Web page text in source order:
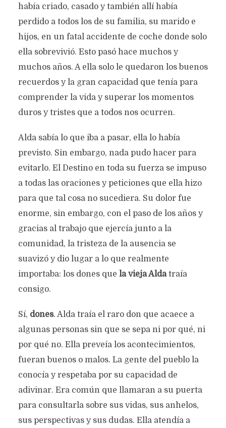
había criado, casado y también allí había
perdido a todos los de su familia, su marido e
hijos, en un fatal accidente de coche donde solo
ella sobrevivió. Esto pasó hace muchos y
muchos años. A ella solo le quedaron los buenos
recuerdos y la gran capacidad que tenía para
comprender la vida y superar los momentos
duros y tristes que a todos nos ocurren.
Alda sabía lo que iba a pasar, ella lo había
previsto. Sin embargo, nada pudo hacer para
evitarlo. El Destino en toda su fuerza se impuso
a todas las oraciones y peticiones que ella hizo
para que tal cosa no sucediera. Su dolor fue
enorme, sin embargo, con el paso de los años y
gracias al trabajo que ejercía junto a la
comunidad, la tristeza de la ausencia se
suavizó y dio lugar a lo que realmente
importaba: los dones que la vieja Aldatraía
consigo.
Sí, dones. Alda traía el raro don que acaece a
algunas personas sin que se sepa ni por qué, ni
por qué no. Ella preveía los acontecimientos,
fueran buenos o malos. La gente del pueblo la
conocía y respetaba por su capacidad de
adivinar. Era común que llamaran a su puerta
para consultarla sobre sus vidas, sus anhelos,
sus perspectivas y sus dudas. Ella atendía a